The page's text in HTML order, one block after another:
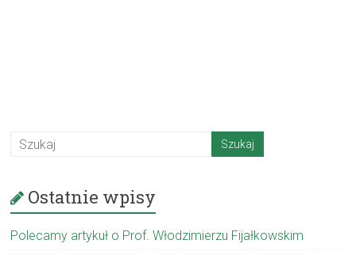
Ostatnie wpisy
Polecamy artykuł o Prof. Włodzimierzu Fijałkowskim